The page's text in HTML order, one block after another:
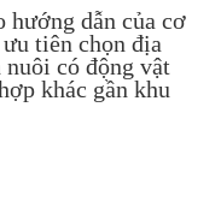
dẫn của cơ
tiên chọn địa
có động vật
khác gần khu